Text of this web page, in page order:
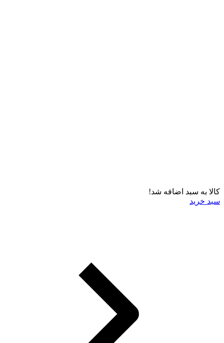
کالا به سبد اضافه شد!
سبد خرید